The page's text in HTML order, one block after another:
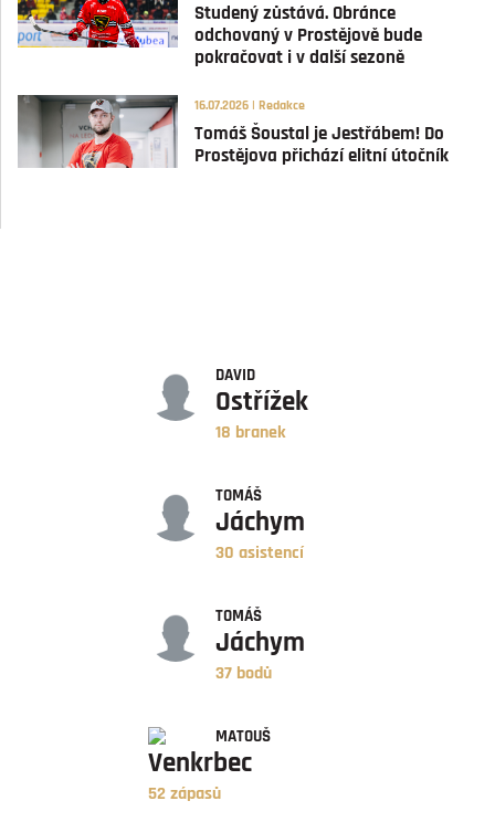
Studený zůstává. Obránce
odchovaný v Prostějově bude
pokračovat i v další sezoně
16.07.2026 | Redakce
Tomáš Šoustal je Jestřábem! Do
Prostějova přichází elitní útočník
DAVID
Ostřížek
18 branek
TOMÁŠ
Jáchym
30 asistencí
TOMÁŠ
Jáchym
37 bodů
MATOUŠ
Venkrbec
52 zápasů